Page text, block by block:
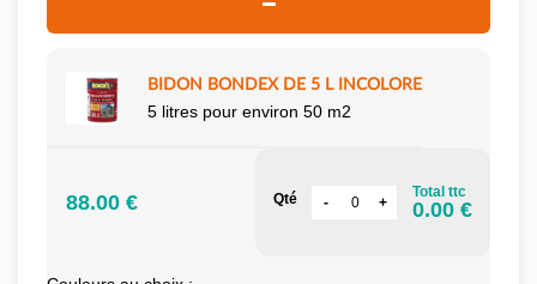
BIDON BONDEX DE 5 L INCOLORE
5 litres pour environ 50 m2
88.00 € Qté Total ttc
0.00 €